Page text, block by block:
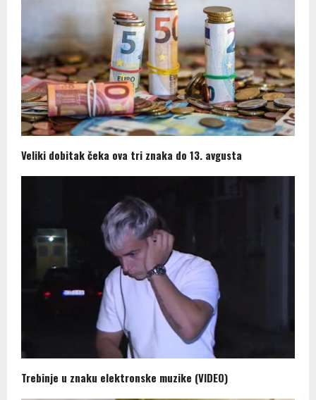
Veliki dobitak čeka ova tri znaka do 13. avgusta
Trebinje u znaku elektronske muzike (VIDEO)